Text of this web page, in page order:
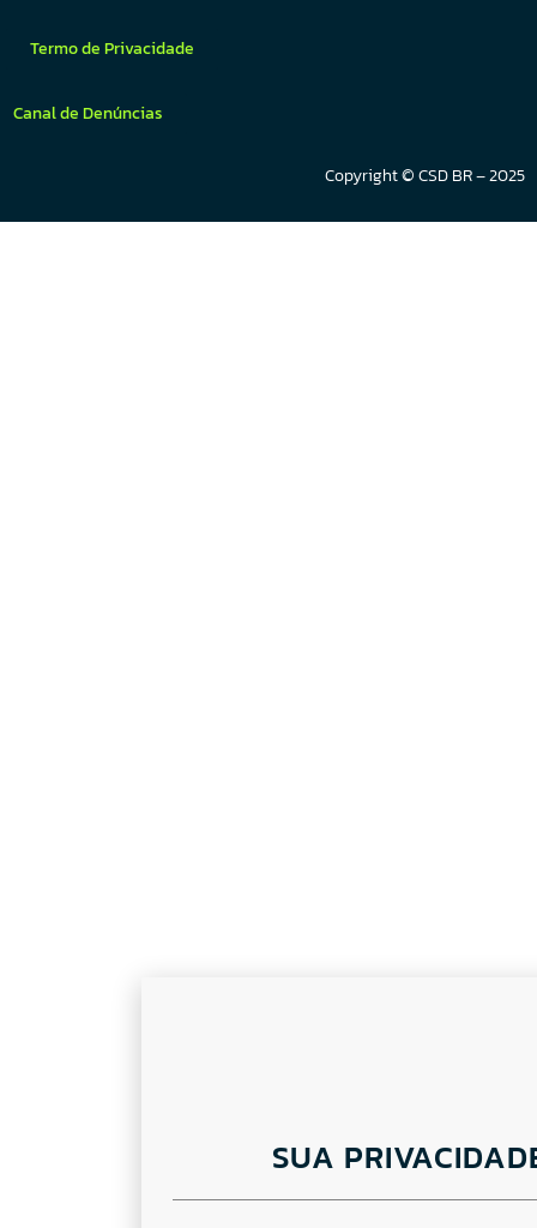
Termo de Privacidade
Canal de Denúncias
Copyright © CSD BR – 2025
SUA